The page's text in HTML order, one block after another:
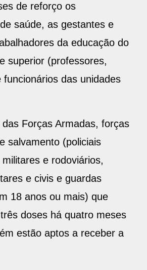
de reforço os
saúde, as gestantes e
da educação do
superior (professores,
funcionários das unidades
Forças Armadas, forças
salvamento (policiais
e rodoviários,
e civis e guardas
18 anos ou mais) que
doses há quatro meses
estão aptos a receber a